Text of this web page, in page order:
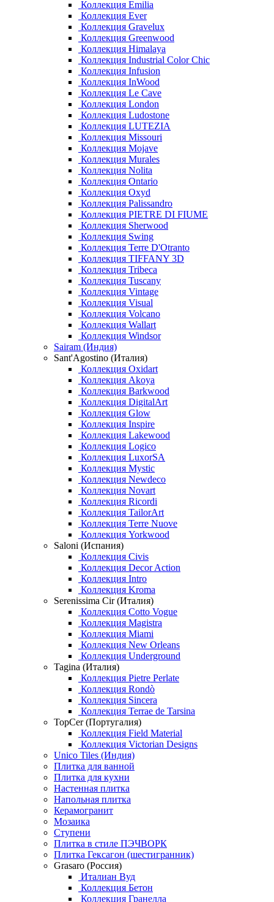
Коллекция Emilia
Коллекция Ever
Коллекция Gravelux
Коллекция Greenwood
Коллекция Himalaya
Коллекция Industrial Color Chic
Коллекция Infusion
Коллекция InWood
Коллекция Le Cave
Коллекция London
Коллекция Ludostone
Коллекция LUTEZIA
Коллекция Missouri
Коллекция Mojave
Коллекция Murales
Коллекция Nolita
Коллекция Ontario
Коллекция Oxyd
Коллекция Palissandro
Коллекция PIETRE DI FIUME
Коллекция Sherwood
Коллекция Swing
Коллекция Terre D'Otranto
Коллекция TIFFANY 3D
Коллекция Tribeca
Коллекция Tuscany
Коллекция Vintage
Коллекция Visual
Коллекция Volcano
Коллекция Wallart
Коллекция Windsor
Sairam (Индия)
Sant'Agostino (Италия)
Коллекция Oxidart
Коллекция Akoya
Коллекция Barkwood
Коллекция DigitalArt
Коллекция Glow
Коллекция Inspire
Коллекция Lakewood
Коллекция Logico
Коллекция LuxorSA
Коллекция Mystic
Коллекция Newdeco
Коллекция Novart
Коллекция Ricordi
Коллекция TailorArt
Коллекция Terre Nuove
Коллекция Yorkwood
Saloni (Испания)
Коллекция Civis
Коллекция Decor Action
Коллекция Intro
Коллекция Kroma
Serenissima Cir (Италия)
Коллекция Cotto Vogue
Коллекция Magistra
Коллекция Miami
Коллекция New Orleans
Коллекция Underground
Tagina (Италия)
Коллекция Pietre Perlate
Коллекция Rondò
Коллекция Sincera
Коллекция Terrae de Tarsina
TopCer (Португалия)
Коллекция Field Material
Коллекция Victorian Designs
Unico Tiles (Индия)
Плитка для ванной
Плитка для кухни
Настенная плитка
Напольная плитка
Керамогранит
Мозаика
Ступени
Плитка в стиле ПЭЧВОРК
Плитка Гексагон (шестигранник)
Grasaro (Россия)
Италиан Вуд
Коллекция Бетон
Коллекция Гранелла